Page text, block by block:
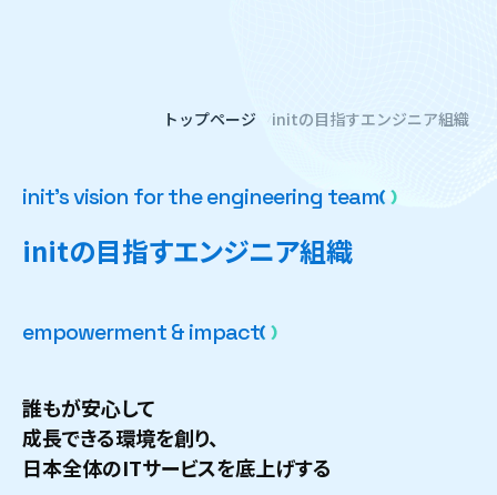
トップページ initの目指すエンジニア組織
init'svision fortheengineeringteam
initの目指すエンジニア組織
empowerment&impact
誰もが安心して
成長できる環境を創り、
日本全体のITサービスを底上げする